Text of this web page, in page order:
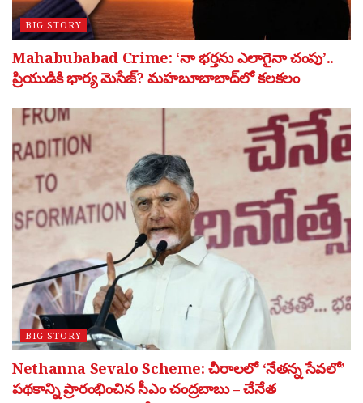
BIG STORY
Mahabubabad Crime: ‘నా భర్తను ఎలాగైనా చంపు’..
ప్రియుడికి భార్య మెసేజ్? మహబూబాబాద్‌లో కలకలం
BIG STORY
Nethanna Sevalo Scheme: చీరాలలో ‘నేతన్న సేవలో’
పథకాన్ని ప్రారంభించిన సీఎం చంద్రబాబు – చేనేత